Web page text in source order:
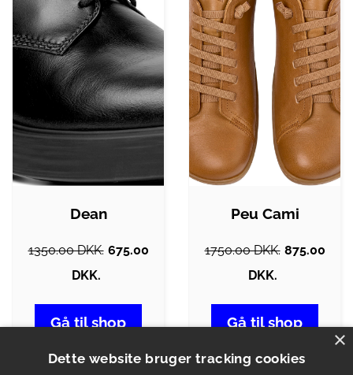
Dean
1350.00 DKK. 675.00
DKK.
Gå til shop
Peu Cami
1750.00 DKK. 875.00
DKK.
Gå til shop
Dette website bruger tracking cookies
×